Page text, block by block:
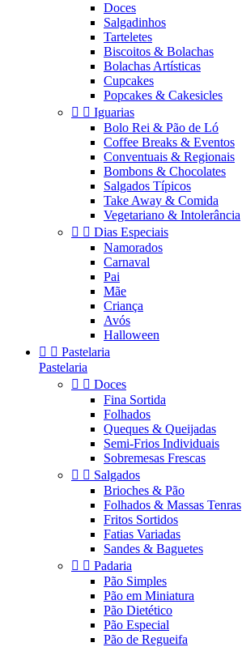
Doces
Salgadinhos
Tarteletes
Biscoitos & Bolachas
Bolachas Artísticas
Cupcakes
Popcakes & Cakesicles
  Iguarias
Bolo Rei & Pão de Ló
Coffee Breaks & Eventos
Conventuais & Regionais
Bombons & Chocolates
Salgados Típicos
Take Away & Comida
Vegetariano & Intolerância
  Dias Especiais
Namorados
Carnaval
Pai
Mãe
Criança
Avós
Halloween
  Pastelaria
Pastelaria
  Doces
Fina Sortida
Folhados
Queques & Queijadas
Semi-Frios Individuais
Sobremesas Frescas
  Salgados
Brioches & Pão
Folhados & Massas Tenras
Fritos Sortidos
Fatias Variadas
Sandes & Baguetes
  Padaria
Pão Simples
Pão em Miniatura
Pão Dietético
Pão Especial
Pão de Regueifa